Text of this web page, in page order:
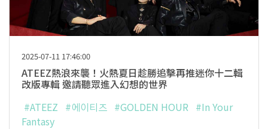
2025-07-11 17:46:00
ATEEZ熱浪來襲！火熱夏日趁勝追擊再推迷你十二輯
改版專輯 邀請聽眾進入幻想的世界
#ATEEZ #에이티즈 #GOLDEN HOUR #In Your
Fantasy